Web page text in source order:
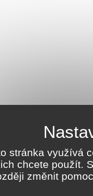
stránka využívá
chcete použít.
změnit